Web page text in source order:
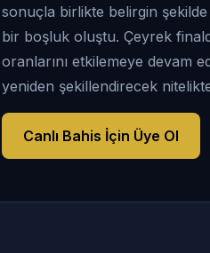
sonuçla birlikte belirgin
bir boşluk oluştu. Çeyrek
oranlarını etkilemeye devam
yeniden şekillendirecek
Canlı Bahis İçin Üye Ol